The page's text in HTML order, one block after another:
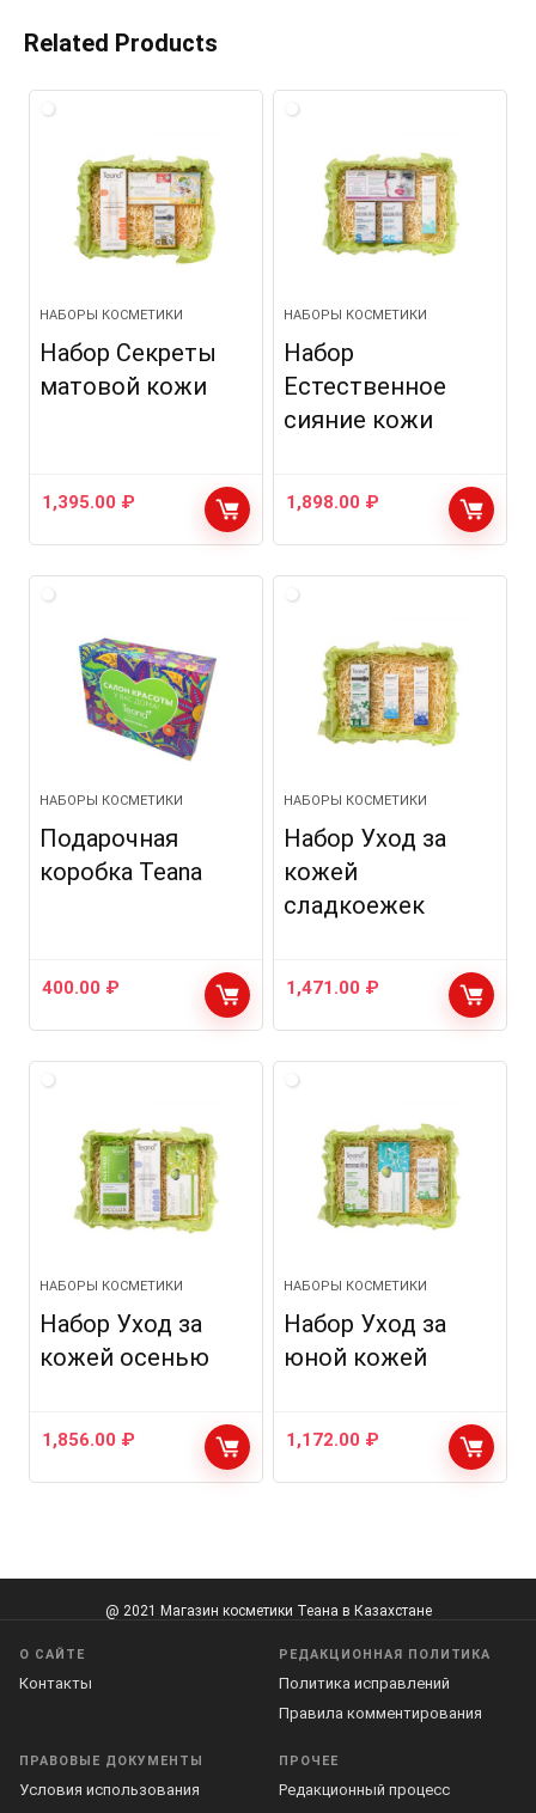
Related Products
НАБОРЫ КОСМЕТИКИ
Набор Секреты
матовой кожи
1,395.00 ₽
НАБОРЫ КОСМЕТИКИ
Набор
Естественное
сияние кожи
1,898.00 ₽
НАБОРЫ КОСМЕТИКИ
Подарочная
коробка Teana
400.00 ₽
НАБОРЫ КОСМЕТИКИ
Набор Уход за
кожей
сладкоежек
1,471.00 ₽
НАБОРЫ КОСМЕТИКИ
Набор Уход за
кожей осенью
1,856.00 ₽
НАБОРЫ КОСМЕТИКИ
Набор Уход за
юной кожей
1,172.00 ₽
@ 2021 Магазин косметики Теана в Казахстане
О САЙТЕ
Контакты
РЕДАКЦИОННАЯ ПОЛИТИКА
Политика исправлений
Правила комментирования
ПРАВОВЫЕ ДОКУМЕНТЫ
Условия использования
ПРОЧЕЕ
Редакционный процесс